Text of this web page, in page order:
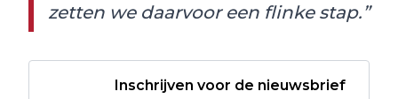
zetten we daarvoor een flinke stap.”
Inschrijven voor de nieuwsbrief